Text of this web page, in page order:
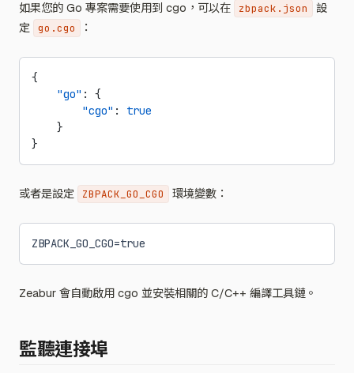
如果您的 Go 專案需要使用到 cgo，可以在 zbpack.json
設
定
go.cgo ：
{
    "go"
: {
        "cgo"
: true
    }
}
或者是設定 ZBPACK_GO_CGO 環境變數：
ZBPACK_GO_CGO=true
Zeabur 會自動啟用 cgo 並安裝相關的 C/C++ 編譯工具鏈。
監聽連接埠